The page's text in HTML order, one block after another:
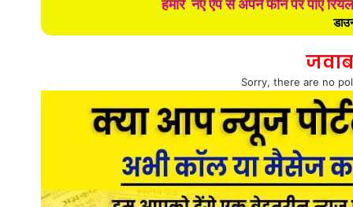
हमारे नए ऐप से अपने फोन पर पाएं
Sorry, there are no